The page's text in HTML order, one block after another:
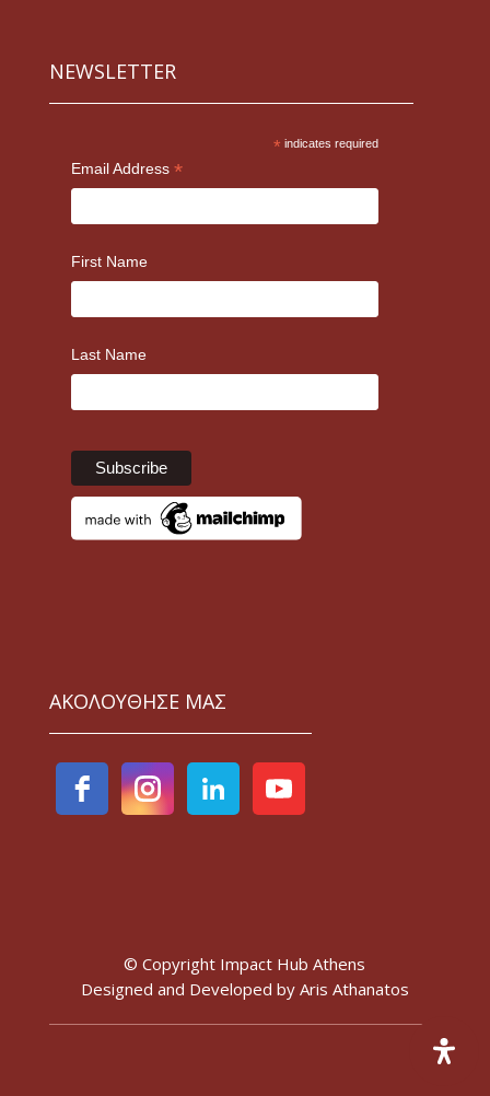
NEWSLETTER
* indicates required
Email Address *
First Name
Last Name
ΑΚΟΛΟΥΘΗΣΕ ΜΑΣ
© Copyright Impact Hub Athens
Designed and Developed by Aris Athanatos